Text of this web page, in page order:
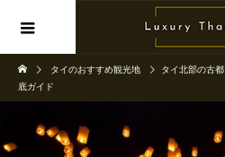
タイのおすすめ観光地
タイ北部の古
底ガイド